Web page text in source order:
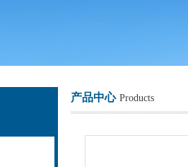
产品中心 Products